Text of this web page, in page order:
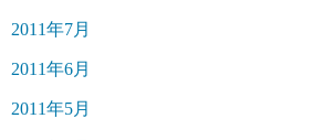
2011年7月
2011年6月
2011年5月